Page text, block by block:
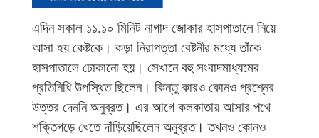
এদিন সকাল ১১.১০ মিনিট নাগাদ জোকার হাসপাতালে নিয়ে
আসা হয় কেষ্টকে। কড়া নিরাপত্তা বেষ্টনীর মধ্যে তাঁকে
হাসপাতালে ঢোকানো হয়। সেখানে বহু সংবাদমাধ্যমের
প্রতিনিধি উপস্থিত ছিলেন। কিন্তু কারও কোনও প্রশ্নের
উত্তর দেননি অনুব্রত। এর আগে কলকাতায় আসার পথে
শক্তিগড়ে খেতে দাঁড়িয়েছিলেন অনুব্রত। তখনও কোনও